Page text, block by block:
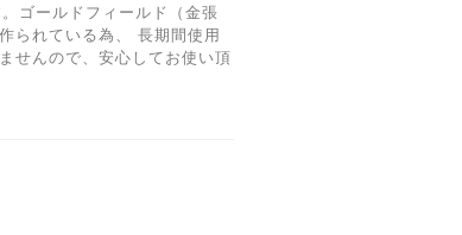
ゴールドフィールド（金張
られている為、 長期間使用
せんので、安心してお使い頂